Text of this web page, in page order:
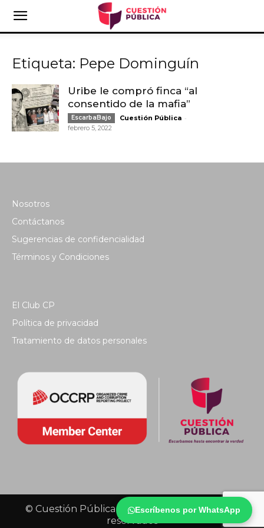
Escríbenos por WhatsApp
Etiqueta: Pepe Dominguín
Uribe le compró finca “al
consentido de la mafia”
EscarbaBajo Cuestión Pública -
febrero 5, 2022
Nosotros
Contáctanos
Sugerencias de confidencialidad
Términos y Condiciones
El Club CP
Política de privacidad
Tratamiento de datos personales
© Cuestión Pública 2018 - Todos los derechos
reservados